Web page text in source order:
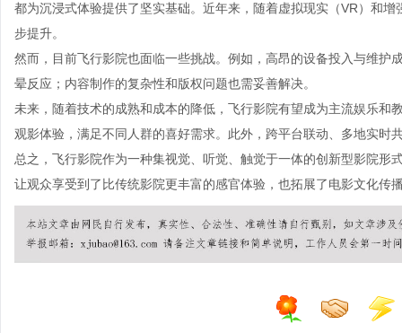
都为沉浸式体验提供了坚实基础。近年来，随着虚拟现实（VR）和
步提升。
然而，目前飞行影院也面临一些挑战。例如，高昂的设备投入与维护
晕反应；内容制作的复杂性和版权问题也需妥善解决。
未来，随着技术的成熟和成本的降低，飞行影院有望成为主流娱乐和
观影体验，满足不同人群的喜好需求。此外，跨平台联动、多地实时
总之，飞行影院作为一种集视觉、听觉、触觉于一体的创新型影院
让观众享受到了比传统影院更丰富的感官体验，也拓展了电影文化传